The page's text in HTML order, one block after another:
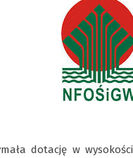
dotację w